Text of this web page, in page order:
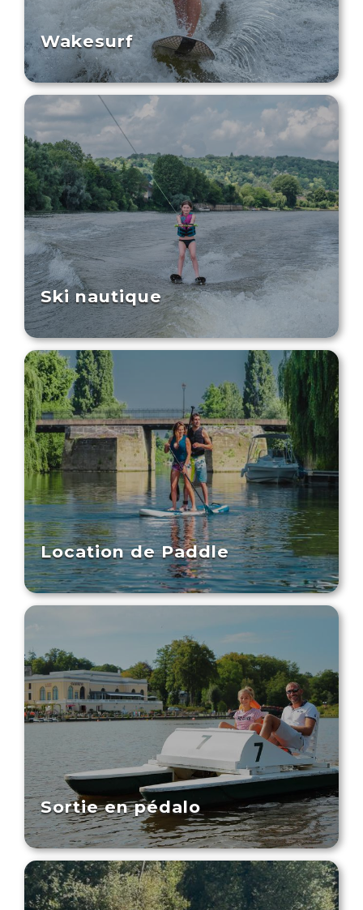
Wakesurf
Ski nautique
Location de Paddle
Sortie en pédalo